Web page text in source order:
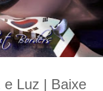
e Luz | Baixe